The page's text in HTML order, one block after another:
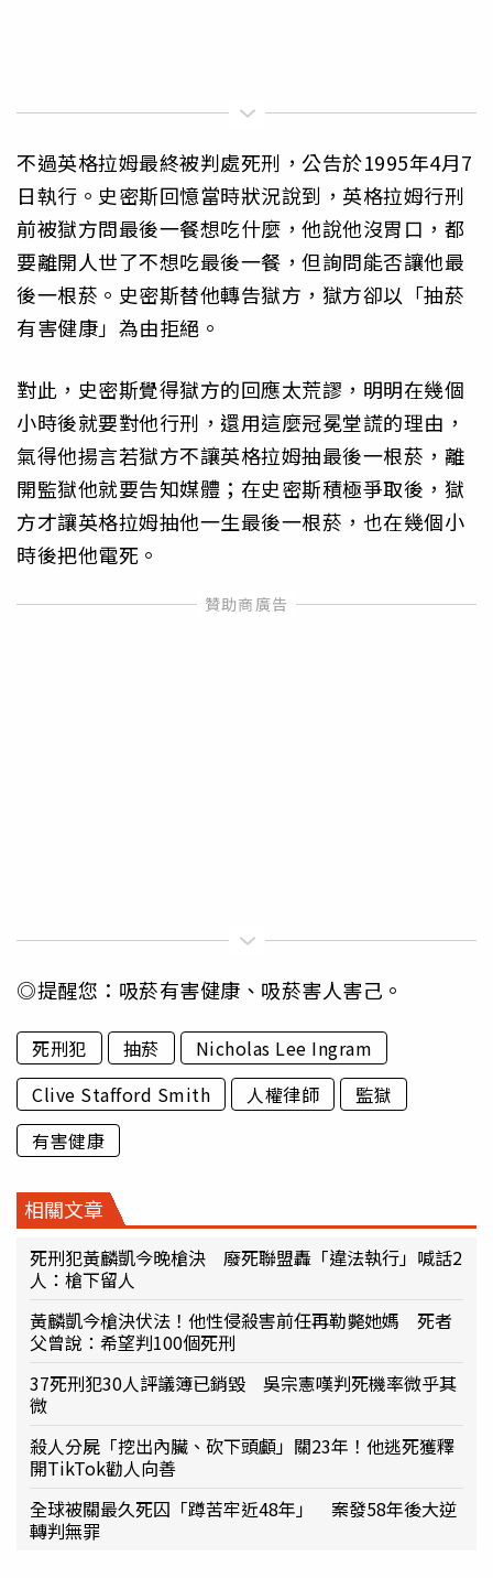
不過英格拉姆最終被判處死刑，公告於1995年4月7
日執行。史密斯回憶當時狀況說到，英格拉姆行刑
前被獄方問最後一餐想吃什麼，他說他沒胃口，都
要離開人世了不想吃最後一餐，但詢問能否讓他最
後一根菸。史密斯替他轉告獄方，獄方卻以「抽菸
有害健康」為由拒絕。
對此，史密斯覺得獄方的回應太荒謬，明明在幾個
小時後就要對他行刑，還用這麼冠冕堂謊的理由，
氣得他揚言若獄方不讓英格拉姆抽最後一根菸，離
開監獄他就要告知媒體；在史密斯積極爭取後，獄
方才讓英格拉姆抽他一生最後一根菸，也在幾個小
時後把他電死。
◎提醒您：吸菸有害健康、吸菸害人害己。
死刑犯 抽菸
Nicholas Lee Ingram
Clive Stafford Smith
人權律師
監獄
有害健康
相關文章
死刑犯黃麟凱今晚槍決 廢死聯盟轟「違法執行」喊話2
人：槍下留人
黃麟凱今槍決伏法！他性侵殺害前任再勒斃她媽 死者
父曾說：希望判100個死刑
37死刑犯30人評議簿已銷毀 吳宗憲嘆判死機率微乎其
微
殺人分屍「挖出內臟、砍下頭顱」關23年！他逃死獲釋
開TikTok勸人向善
全球被關最久死囚「蹲苦牢近48年」 案發58年後大逆
轉判無罪